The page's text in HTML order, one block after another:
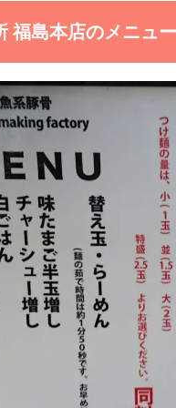
福島本店のメニュー